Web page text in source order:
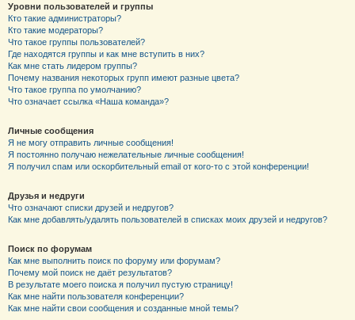
Уровни пользователей и группы
Кто такие администраторы?
Кто такие модераторы?
Что такое группы пользователей?
Где находятся группы и как мне вступить в них?
Как мне стать лидером группы?
Почему названия некоторых групп имеют разные цвета?
Что такое группа по умолчанию?
Что означает ссылка «Наша команда»?
Личные сообщения
Я не могу отправить личные сообщения!
Я постоянно получаю нежелательные личные сообщения!
Я получил спам или оскорбительный email от кого-то с этой конференции!
Друзья и недруги
Что означают списки друзей и недругов?
Как мне добавлять/удалять пользователей в списках моих друзей и недругов?
Поиск по форумам
Как мне выполнить поиск по форуму или форумам?
Почему мой поиск не даёт результатов?
В результате моего поиска я получил пустую страницу!
Как мне найти пользователя конференции?
Как мне найти свои сообщения и созданные мной темы?